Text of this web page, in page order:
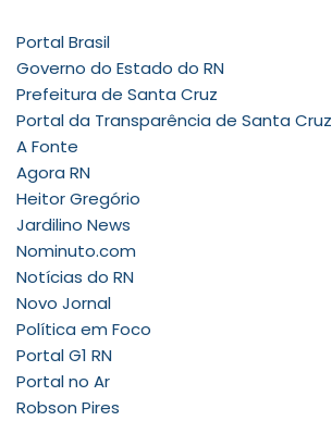
Portal Brasil
Governo do Estado do RN
Prefeitura de Santa Cruz
Portal da Transparência de Santa Cruz
A Fonte
Agora RN
Heitor Gregório
Jardilino News
Nominuto.com
Notícias do RN
Novo Jornal
Política em Foco
Portal G1 RN
Portal no Ar
Robson Pires